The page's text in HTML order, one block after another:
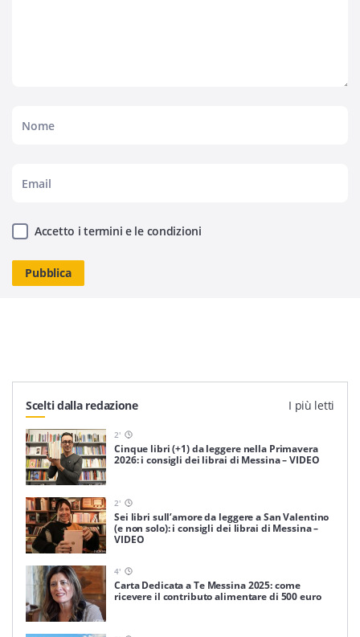
Accetto i termini e le condizioni
Scelti dalla redazione I più letti
2'
Cinque libri (+1) da leggere nella Primavera
2026: i consigli dei librai di Messina – VIDEO
2'
Sei libri sull’amore da leggere a San Valentino
(e non solo): i consigli dei librai di Messina –
VIDEO
4'
Carta Dedicata a Te Messina 2025: come
ricevere il contributo alimentare di 500 euro